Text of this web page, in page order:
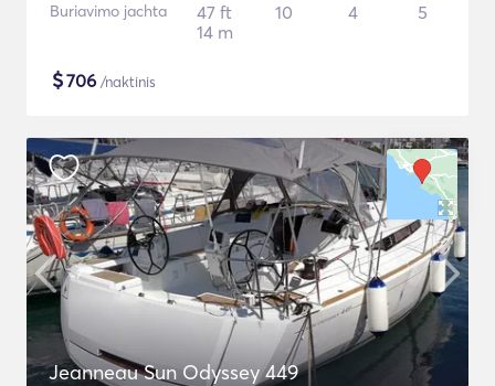
Buriavimo jachta
47 ft
14 m
10 4 5
$706 /naktinis
Jeanneau Sun Odyssey 449